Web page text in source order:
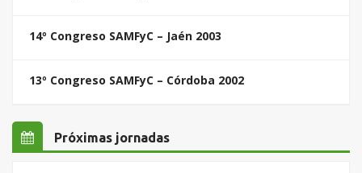
14º Congreso SAMFyC – Jaén 2003
13º Congreso SAMFyC – Córdoba 2002
Próximas jornadas